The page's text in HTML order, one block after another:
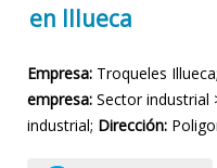
en Illueca
Empresa: Troqueles Illueca;
empresa: Sector industrial
industrial; Dirección: